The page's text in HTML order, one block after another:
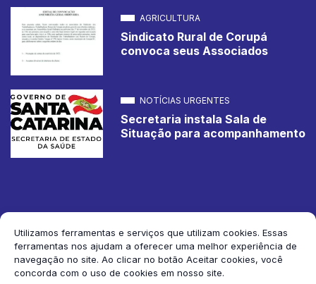
Utilizamos ferramentas e serviços que utilizam cookies. Essas
ferramentas nos ajudam a oferecer uma melhor experiência de
navegação no site. Ao clicar no botão Aceitar cookies, você
concorda com o uso de cookies em nosso site.
AGRICULTURA
Sindicato Rural de Corupá
convoca seus Associados
NOTÍCIAS URGENTES
Secretaria instala Sala de
Situação para acompanhamento
2026 Jornal de Corupá. Todos os direitos reservados.